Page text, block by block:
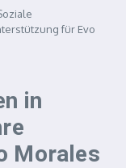
für Evo
in
Morales